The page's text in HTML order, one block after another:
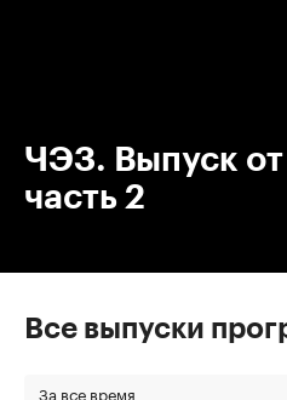
ЧЭЗ. Выпуск
часть 2
Все выпуски
За все время